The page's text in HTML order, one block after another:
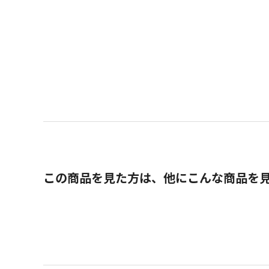
この商品を見た方は、他にこんな商品を